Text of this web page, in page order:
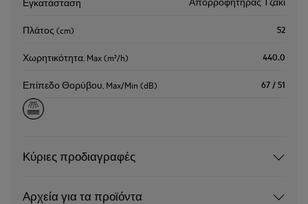
Πλάτος (cm) 52
Χωρητικότητα, Max (m³/h) 440.0
Επίπεδο Θορύβου, Max/Min (dB) 67 / 51
Κύριες προδιαγραφές
Αρχεία για τα προϊόντα